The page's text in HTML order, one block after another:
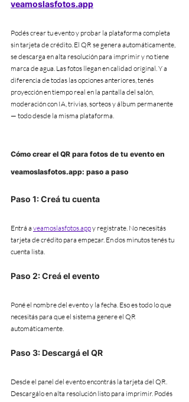
veamoslasfotos.app
Podés crear tu evento y probar la plataforma completa
sin tarjeta de crédito. El QR se genera automáticamente,
se descarga en alta resolución para imprimir y no tiene
marca de agua. Las fotos llegan en calidad original. Y a
diferencia de todas las opciones anteriores, tenés
proyección en tiempo real en la pantalla del salón,
moderación con IA, trivias, sorteos y álbum permanente
— todo desde la misma plataforma.
Cómo crear el QR para fotos de tu evento en
veamoslasfotos.app: paso a paso
Paso 1: Creá tu cuenta
Entrá a veamoslasfotos.app y registrate. No necesitás
tarjeta de crédito para empezar. En dos minutos tenés tu
cuenta lista.
Paso 2: Creá el evento
Poné el nombre del evento y la fecha. Eso es todo lo que
necesitás para que el sistema genere el QR
automáticamente.
Paso 3: Descargá el QR
Desde el panel del evento encontrás la tarjeta del QR.
Descargálo en alta resolución listo para imprimir. Podés